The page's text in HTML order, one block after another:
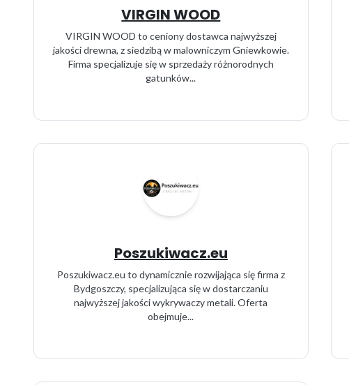
VIRGIN WOOD
VIRGIN WOOD to ceniony dostawca najwyższej
jakości drewna, z siedzibą w malowniczym Gniewkowie.
Firma specjalizuje się w sprzedaży różnorodnych
gatunków...
Poszukiwacz.eu
Poszukiwacz.eu to dynamicznie rozwijająca się firma z
Bydgoszczy, specjalizująca się w dostarczaniu
najwyższej jakości wykrywaczy metali. Oferta
obejmuje...